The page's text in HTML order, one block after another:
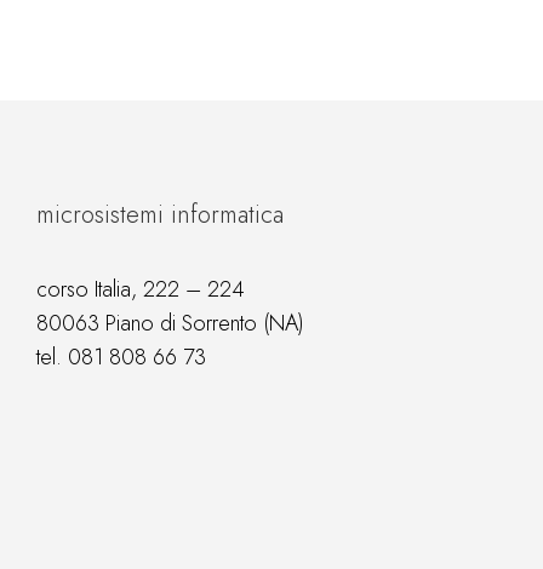
microsistemi informatica
corso Italia, 222 – 224
80063 Piano di Sorrento (NA)
tel. 081 808 66 73